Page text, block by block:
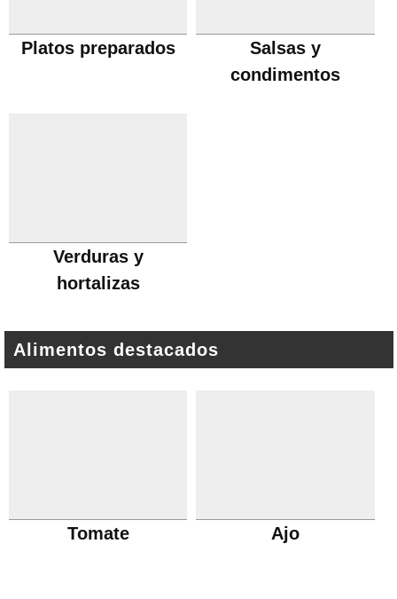
Platos preparados
Salsas y
condimentos
Verduras y
hortalizas
Alimentos destacados
Tomate Ajo